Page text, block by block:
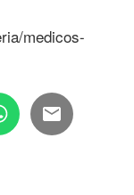
medicos-